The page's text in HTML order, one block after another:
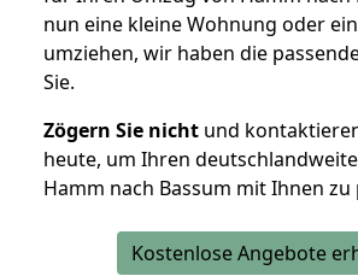
nun eine kleine Wohnung oder
umziehen, wir haben die
Sie.
Zögern Sie nicht und
heute, um Ihren
Hamm nach Bassum mit Ihnen zu
Kostenlose Angebote